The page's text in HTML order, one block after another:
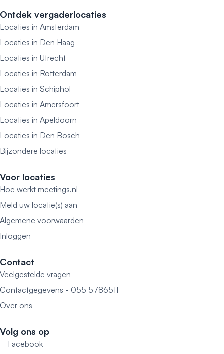
Ontdek vergaderlocaties
Locaties in Amsterdam
Locaties in Den Haag
Locaties in Utrecht
Locaties in Rotterdam
Locaties in Schiphol
Locaties in Amersfoort
Locaties in Apeldoorn
Locaties in Den Bosch
Bijzondere locaties
Voor locaties
Hoe werkt meetings.nl
Meld uw locatie(s) aan
Algemene voorwaarden
Inloggen
Contact
Veelgestelde vragen
Contactgegevens - 055 5786511
Over ons
Volg ons op
Facebook